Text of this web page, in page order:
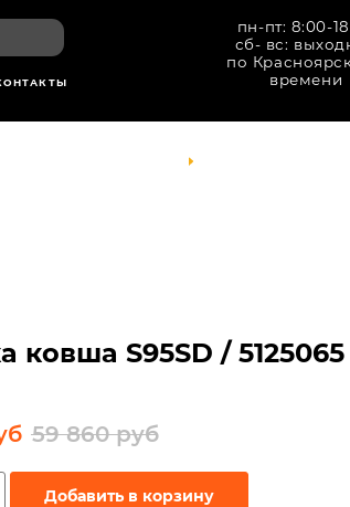
пн-пт: 8:00-18:00
сб- вс: выходной
по Красноярскому
ковша S95SD /
59 860 руб
Добавить в корзину